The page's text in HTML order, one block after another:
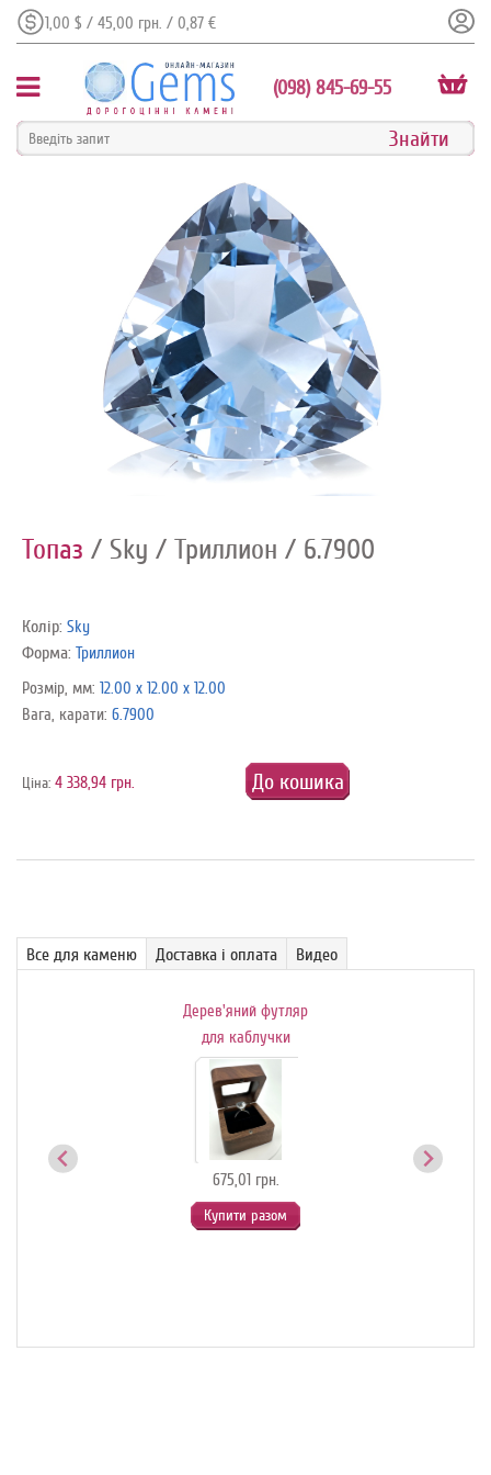
1,00 $ / 45,00 грн. / 0,87 €
(098) 845-69-55
Топаз / Sky / Триллион / 6.7900
Колір: Sky
Форма: Триллион
Розмір, мм: 12.00 x 12.00 x 12.00
Вага, карати: 6.7900
До кошика
Ціна: 4 338,94 грн.
Все для каменю Доставка і оплата Видео
Дерев'яний футляр
для каблучки
675,01 грн.
Купити разом